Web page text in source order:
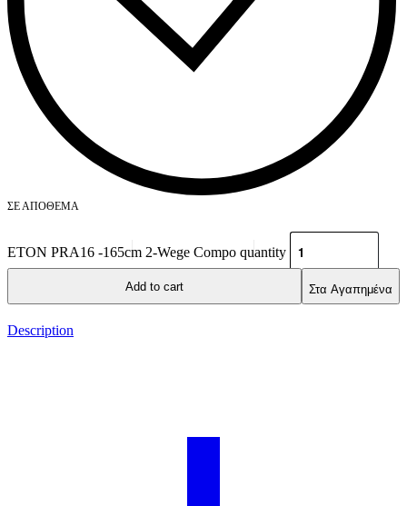
ΣΕ ΑΠΌΘΕΜΑ
ETON PRA16 -165cm 2-Wege Compo quantity
Add to cart Στα Αγαπημένα
Description